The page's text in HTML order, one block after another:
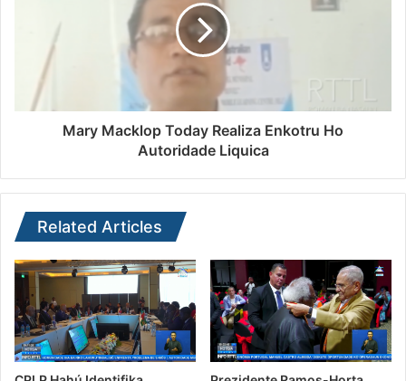
Mary Macklop Today Realiza Enkotru Ho
Autoridade Liquica
Related Articles